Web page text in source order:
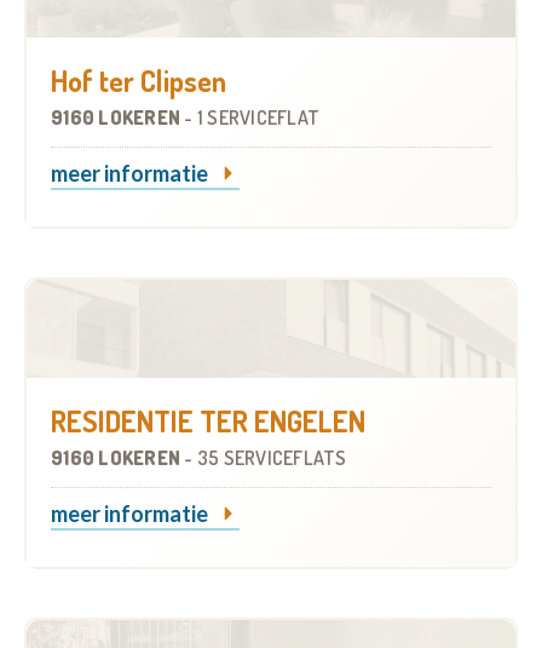
Hof ter Clipsen
9160 LOKEREN - 1 SERVICEFLAT
meer informatie
RESIDENTIE TER ENGELEN
9160 LOKEREN - 35 SERVICEFLATS
meer informatie